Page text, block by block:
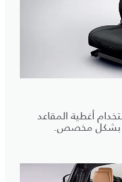
أغطية المقاعد
بشكل مخصص.